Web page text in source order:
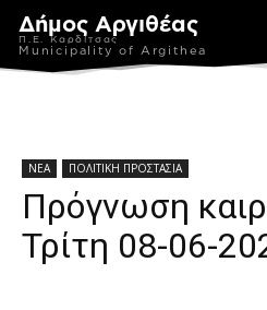
Δήμος Αργιθέας
Π.Ε. Καρδίτσας
Municipality of Argithea
ΝΕΑ ΠΟΛΙΤΙΚΗ ΠΡΟΣΤΑΣΙΑ
Πρόγνωση
Τρίτη 08-06-